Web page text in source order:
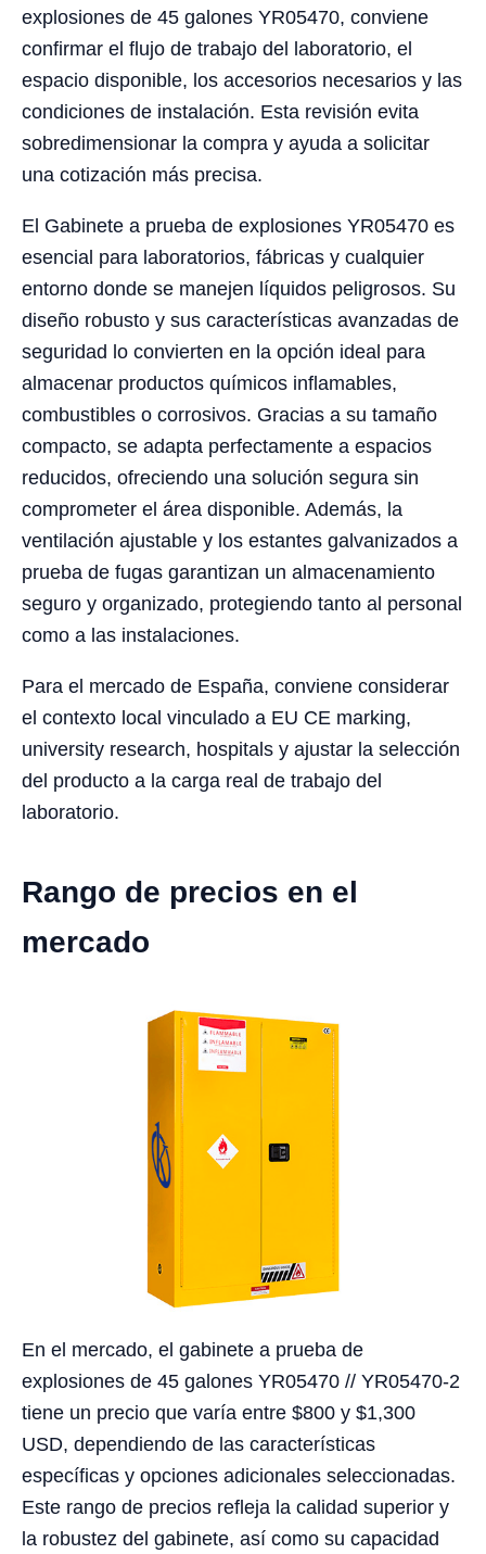
explosiones de 45 galones YR05470, conviene
confirmar el flujo de trabajo del laboratorio, el
espacio disponible, los accesorios necesarios y las
condiciones de instalación. Esta revisión evita
sobredimensionar la compra y ayuda a solicitar
una cotización más precisa.
El Gabinete a prueba de explosiones YR05470 es
esencial para laboratorios, fábricas y cualquier
entorno donde se manejen líquidos peligrosos. Su
diseño robusto y sus características avanzadas de
seguridad lo convierten en la opción ideal para
almacenar productos químicos inflamables,
combustibles o corrosivos. Gracias a su tamaño
compacto, se adapta perfectamente a espacios
reducidos, ofreciendo una solución segura sin
comprometer el área disponible. Además, la
ventilación ajustable y los estantes galvanizados a
prueba de fugas garantizan un almacenamiento
seguro y organizado, protegiendo tanto al personal
como a las instalaciones.
Para el mercado de España, conviene considerar
el contexto local vinculado a EU CE marking,
university research, hospitals y ajustar la selección
del producto a la carga real de trabajo del
laboratorio.
Rango de precios en el
mercado
En el mercado, el gabinete a prueba de
explosiones de 45 galones YR05470 // YR05470-2
tiene un precio que varía entre $800 y $1,300
USD, dependiendo de las características
específicas y opciones adicionales seleccionadas.
Este rango de precios refleja la calidad superior y
la robustez del gabinete, así como su capacidad